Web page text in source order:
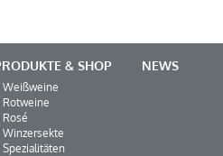
& SHOP
Weißweine
Rotweine
Rosé
Winzersekte
Spezialitäten
NEWS